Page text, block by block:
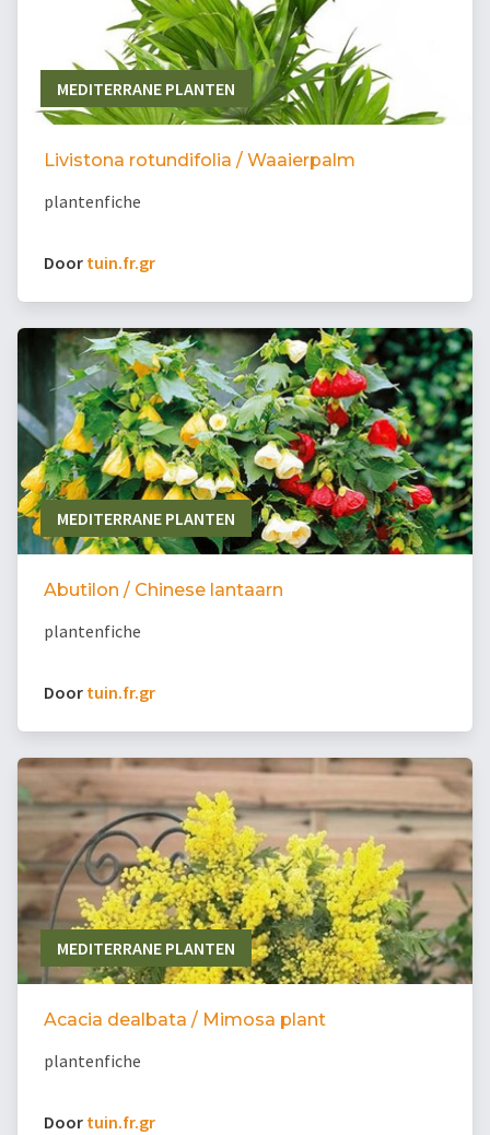
MEDITERRANE PLANTEN
Livistona rotundifolia / Waaierpalm
plantenfiche
Door tuin.fr.gr
MEDITERRANE PLANTEN
Abutilon / Chinese lantaarn
plantenfiche
Door tuin.fr.gr
MEDITERRANE PLANTEN
Acacia dealbata / Mimosa plant
plantenfiche
Door tuin.fr.gr